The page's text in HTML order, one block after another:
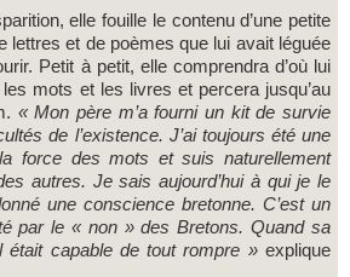
elle fouille le contenu d’une petite
lettres et de poèmes que lui avait léguée
Petit à petit, elle comprendra d’où lui
mots et les livres et percera jusqu’au
« Mon père m’a fourni un kit de survie
de l’existence. J’ai toujours été une
force des mots et suis naturellement
autres. Je sais aujourd’hui à qui je le
une conscience bretonne. C’est un
par le « non » des Bretons. Quand sa
était capable de tout rompre » explique